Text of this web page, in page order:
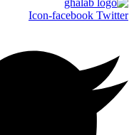
Icon-facebook Twitter